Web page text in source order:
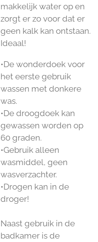
makkelijk water op en
zorgt er zo voor dat er
geen kalk kan ontstaan.
Ideaal!
•De wonderdoek voor
het eerste gebruik
wassen met donkere
was.
•De droogdoek kan
gewassen worden op
60 graden.
•Gebruik alleen
wasmiddel, geen
wasverzachter.
•Drogen kan in de
droger!
Naast gebruik in de
badkamer is de